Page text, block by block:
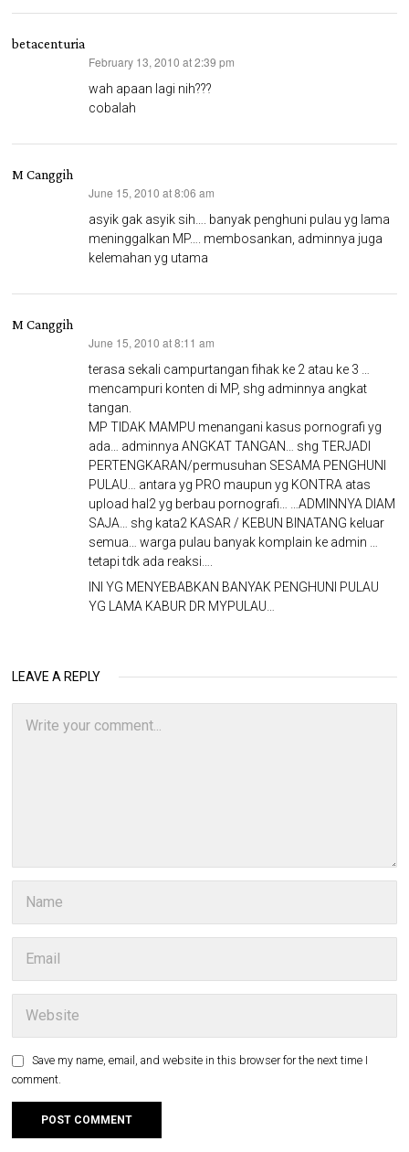
betacenturia
February 13, 2010 at 2:39 pm
wah apaan lagi nih???
cobalah
M Canggih
June 15, 2010 at 8:06 am
asyik gak asyik sih…. banyak penghuni pulau yg lama
meninggalkan MP…. membosankan, adminnya juga
kelemahan yg utama
M Canggih
June 15, 2010 at 8:11 am
terasa sekali campurtangan fihak ke 2 atau ke 3 …
mencampuri konten di MP, shg adminnya angkat
tangan.
MP TIDAK MAMPU menangani kasus pornografi yg
ada… adminnya ANGKAT TANGAN… shg TERJADI
PERTENGKARAN/permusuhan SESAMA PENGHUNI
PULAU… antara yg PRO maupun yg KONTRA atas
upload hal2 yg berbau pornografi… …ADMINNYA DIAM
SAJA… shg kata2 KASAR / KEBUN BINATANG keluar
semua… warga pulau banyak komplain ke admin …
tetapi tdk ada reaksi….
INI YG MENYEBABKAN BANYAK PENGHUNI PULAU
YG LAMA KABUR DR MYPULAU…
LEAVE A REPLY
Save my name, email, and website in this browser for the next time I
comment.